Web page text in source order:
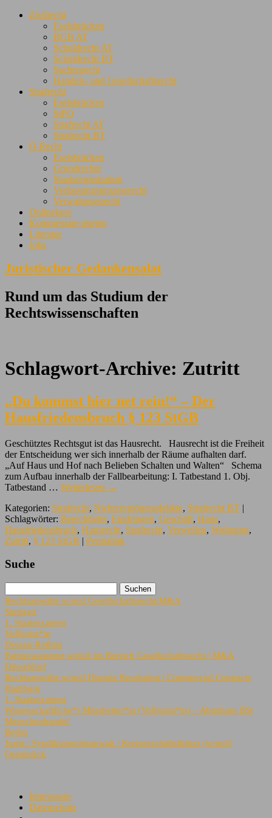
Zivilrecht
Eselsbrücken
BGB AT
Schuldrecht AT
Schuldrecht BT
Sachenrecht
Handels- und Gesellschaftsrecht
Strafrecht
Eselsbrücken
StPO
Strafrecht AT
Strafrecht BT
Ö-Recht
Eselsbrücken
Grundrechte
Staatsorganisation
Verfassungsprozessrecht
Verwaltungsrecht
Onlinekurs
Kommentare mieten
Literatur
Jobs
Juristischer Gedankensalat
Rund um das Studium der
Rechtswissenschaften
Schlagwort-Archive: Zutritt
„Du kommst hier net rein!“ – Der
Hausfriedensbruch § 123 StGB
Geschütztes Rechtsgut ist das Hausrecht. Hausrecht ist die Freiheit
der Entscheidung wer sich innerhalb der Räume aufhalten darf.
„Auf Haus und Hof nach Belieben Schalten und Walten“ Schema
zum Aufbau innerhalb der Fallbearbeitung: I. Tatbestand 1. Obj.
Tatbestand … Weiterlesen →
Kategorien: Strafrecht, Nichtvermögensdelikte, Strafrecht BT |
Schlagwörter: Berechtigter, Eindringen, Geschäft, Haus,
Hausfriedensbruch, Hausrecht, Strafrecht, Verweilen, Wohnung,
Zutritt, § 123 StGB | Permalink
Suche
Rechtsanwälte w/m/d Gesellschaftsrecht/M&A
Stuttgart
1. Staatsexamen
Volljurist*in
Dessau-Roßlau
Partnerassistenz w/m/d im Bereich Gesellschaftsrecht | M&A
Düsseldorf
Rechtsanwälte w/m/d Dispute Resolution | Commercial Contracts
Hamburg
1. Staatsexamen
Wissenschaftliche*r Mitarbeiter*in (Volljurist*in) – Abteilung BSt
Menschenhandel
Berlin
Jurist / Syndikusrechtsanwalt / Kreisgeschäftsführer (w/m/d)
Osnabrück
Impressum
Datenschutz